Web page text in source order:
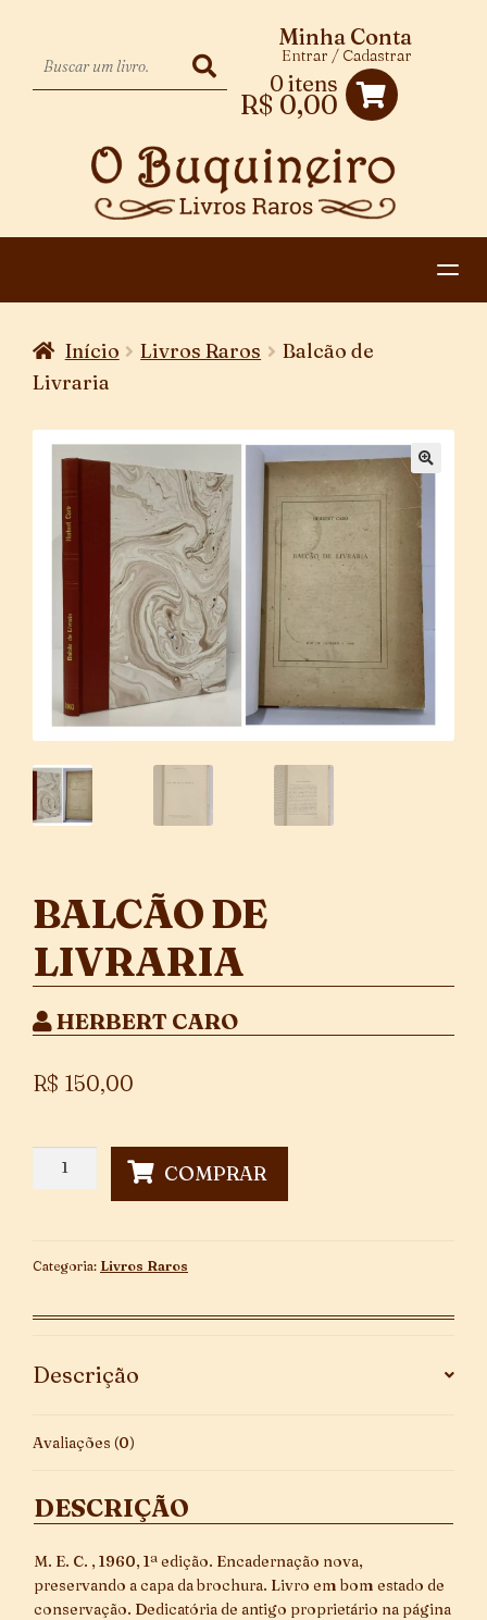
0 itens
R$ 0,00
Minha Conta
Entrar / Cadastrar
CONTATO
Início Livros Raros
Balcão de
Livraria
BALCÃO DE
LIVRARIA
HERBERT CARO
R$ 150,00
Balcão
COMPRAR
Categoria: Livros Raros
Descrição
Avaliações (0)
DESCRIÇÃO
M. E. C. , 1960, 1ª edição. Encadernação nova,
preservando a capa da brochura. Livro em bom estado de
conservação. Dedicatória de antigo proprietário na página